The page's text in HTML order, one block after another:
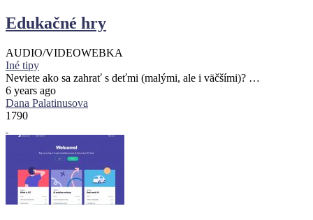
Edukačné hry
AUDIO/VIDEOWEBKA
Iné tipy
Neviete ako sa zahrať s deťmi (malými, ale i väčšími)? …
6 years ago
Dana Palatinusova
1790